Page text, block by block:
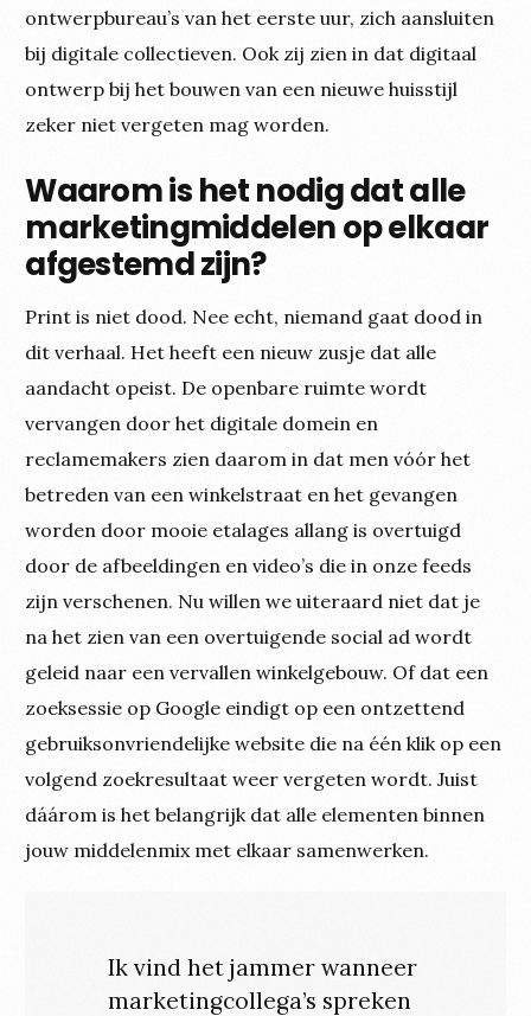
ontwerpbureau’s van het eerste uur, zich aansluiten
bij digitale collectieven. Ook zij zien in dat digitaal
ontwerp bij het bouwen van een nieuwe huisstijl
zeker niet vergeten mag worden.
Waarom is het nodig dat alle
marketingmiddelen op elkaar
afgestemd zijn?
Print is niet dood. Nee echt, niemand gaat dood in
dit verhaal. Het heeft een nieuw zusje dat alle
aandacht opeist. De openbare ruimte wordt
vervangen door het digitale domein en
reclamemakers zien daarom in dat men vóór het
betreden van een winkelstraat en het gevangen
worden door mooie etalages allang is overtuigd
door de afbeeldingen en video’s die in onze feeds
zijn verschenen. Nu willen we uiteraard niet dat je
na het zien van een overtuigende social ad wordt
geleid naar een vervallen winkelgebouw. Of dat een
zoeksessie op Google eindigt op een ontzettend
gebruiksonvriendelijke website die na één klik op een
volgend zoekresultaat weer vergeten wordt. Juist
dáárom is het belangrijk dat alle elementen binnen
jouw middelenmix met elkaar samenwerken.
Ik vind het jammer wanneer
marketingcollega’s spreken